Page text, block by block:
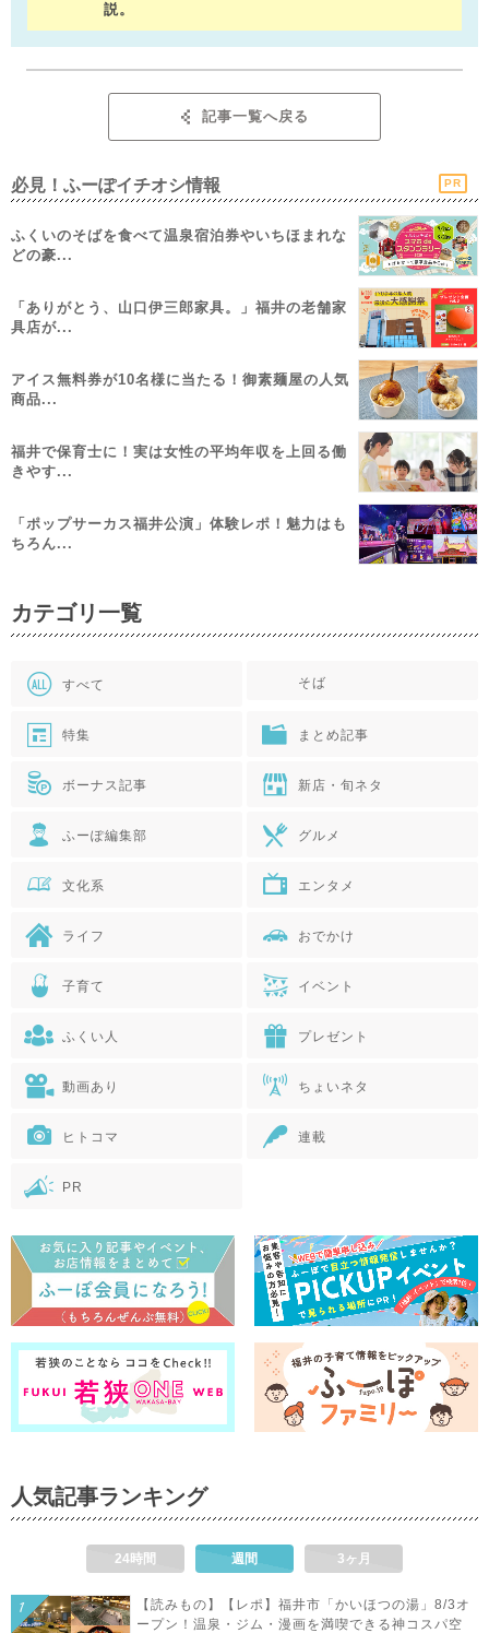
説。
記事一覧へ戻る
必見！ふーぽイチオシ情報 PR
ふくいのそばを食べて温泉宿泊券やいちほまれな
どの豪...
「ありがとう、山口伊三郎家具。」福井の老舗家
具店が...
アイス無料券が10名様に当たる！御素麺屋の人気
商品...
福井で保育士に！実は女性の平均年収を上回る働
きやす...
「ポップサーカス福井公演」体験レポ！魅力はも
ちろん...
カテゴリ一覧
すべて そば
特集 まとめ記事
ボーナス記事 新店・旬ネタ
ふーぽ編集部 グルメ
文化系 エンタメ
ライフ おでかけ
子育て イベント
ふくい人 プレゼント
動画あり ちょいネタ
ヒトコマ 連載
PR
人気記事ランキング
24時間 週間 3ヶ月
【読みもの】【レポ】福井市「かいほつの湯」8/3オ
ープン！温泉・ジム・漫画を満喫できる神コスパ空